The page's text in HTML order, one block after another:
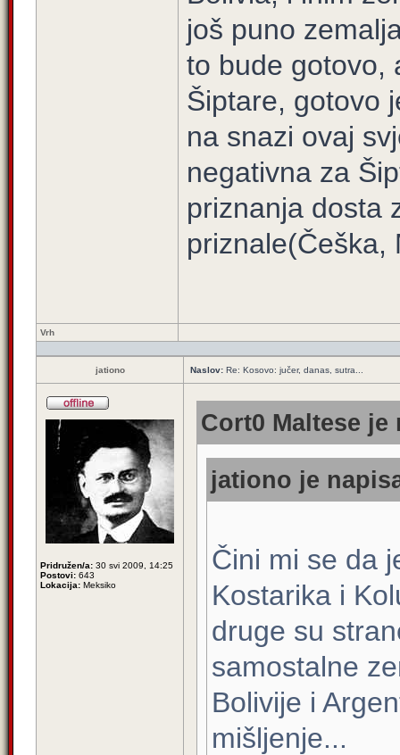
još puno
to bude gotovo,
Šiptare, gotovo
na snazi ovaj
negativna za
priznanja dosta
priznale(Češka,
Vrh
jationo Naslov: Re: Kosovo: jučer, danas, sutra...
Pridružen/a: 30 svi 2009, 14:25
Postovi: 643
Lokacija: Meksiko
Cort0 Maltese je
jationo je
Čini mi se da
Kostarika i
druge su
samostalne
Bolivije i
mišljenje...